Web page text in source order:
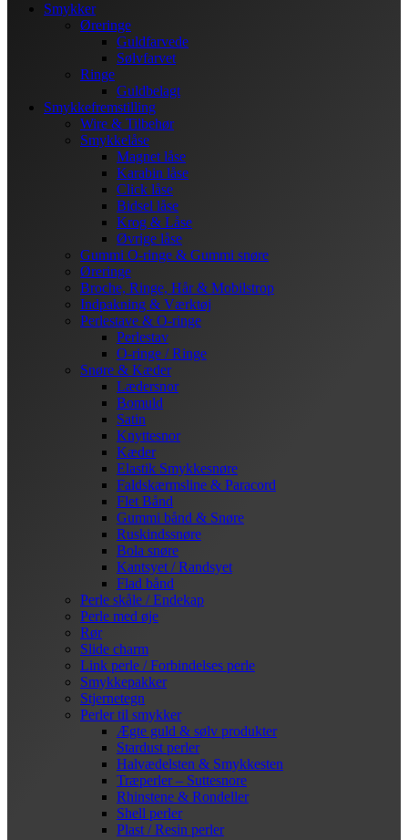
Smykker
Øreringe
Guldfarvede
Sølvfarvet
Ringe
Guldbelagt
Smykkefremstilling
Wire & Tilbehør
Smykkelåse
Magnet låse
Karabin låse
Click låse
Bidsel låse
Krog & Låse
Øvrige låse
Gummi O-ringe & Gummi snøre
Øreringe
Broche, Ringe, Hår & Mobilstrop
Indpakning & Værktøj
Perlestave & O-ringe
Perlestav
O-ringe / Ringe
Snøre & Kæder
Lædersnor
Bomuld
Satin
Knyttesnor
Kæder
Elastik Smykkesnøre
Faldskærmsline & Paracord
Flet Bånd
Gummi bånd & Snøre
Ruskindssnøre
Bola snøre
Kantsyet / Randsyet
Flad bånd
Perle skåle / Endekap
Perle med øje
Rør
Slide charm
Link perle / Forbindelses perle
Smykkepakker
Stjernetegn
Perler til smykker
Ægte guld & sølv produkter
Stardust perler
Halvædelsten & Smykkesten
Træperler – Suttesnore
Rhinstene & Rondeller
Shell perler
Plast / Resin perler